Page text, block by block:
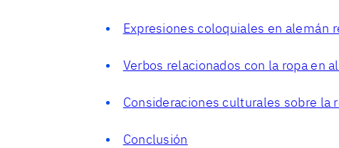
Expresiones coloquiales en alemán
Verbos relacionados con la ropa en
Consideraciones culturales sobre la
Conclusión